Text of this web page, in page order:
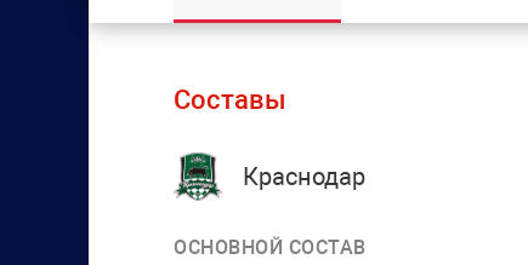
Составы
Краснодар
ОСНОВНОЙ СОСТАВ